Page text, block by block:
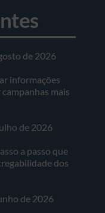
de 2026
informações
mais
de 2026
a passo que
dos
de 2026